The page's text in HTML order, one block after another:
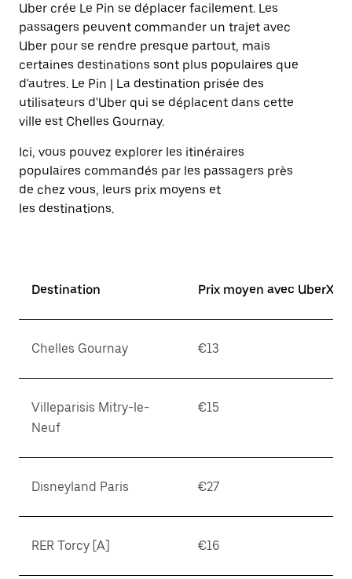
et
sélectionner
une
date.
Appuyez
sur
la
touche
Échap
fermer
le
calendrier.
Uber crée Le Pin se déplacer facilement. Les
passagers peuvent commander un trajet avec
Uber pour se rendre presque partout, mais
certaines destinations sont plus populaires que
d'autres. Le Pin | La destination prisée des
utilisateurs d'Uber qui se déplacent dans cette
ville est Chelles Gournay.
Ici, vous pouvez explorer les itinéraires
populaires commandés par les passagers près
de chez vous, leurs prix moyens et
les destinations.
Destination Prix moyen avec UberX*
Chelles Gournay €13
Villeparisis Mitry-le-
Neuf
€15
Disneyland Paris €27
RER Torcy [A] €16